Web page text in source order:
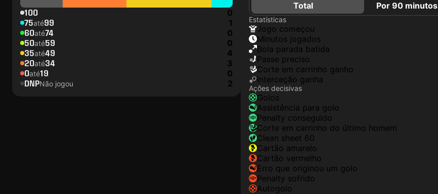
100 0
75até99 1
60até74 0
50até59 0
35até49 4
20até34 3
0até19 0
DNPNão jogou 2
Total Por 90 minutos
Estatísticas
jogo começou
minutos jogados
Bola parada batida
passe preciso
corte em carrinho ganho
interceção ganha
Ações decisivas
golos
assistência para golo
penalty conseguido
corte em carrinho do último homem
clean sheet 60
cartão amarelo
cartão vermelho
erro que originou um golo
penalty sofrido
autogolo